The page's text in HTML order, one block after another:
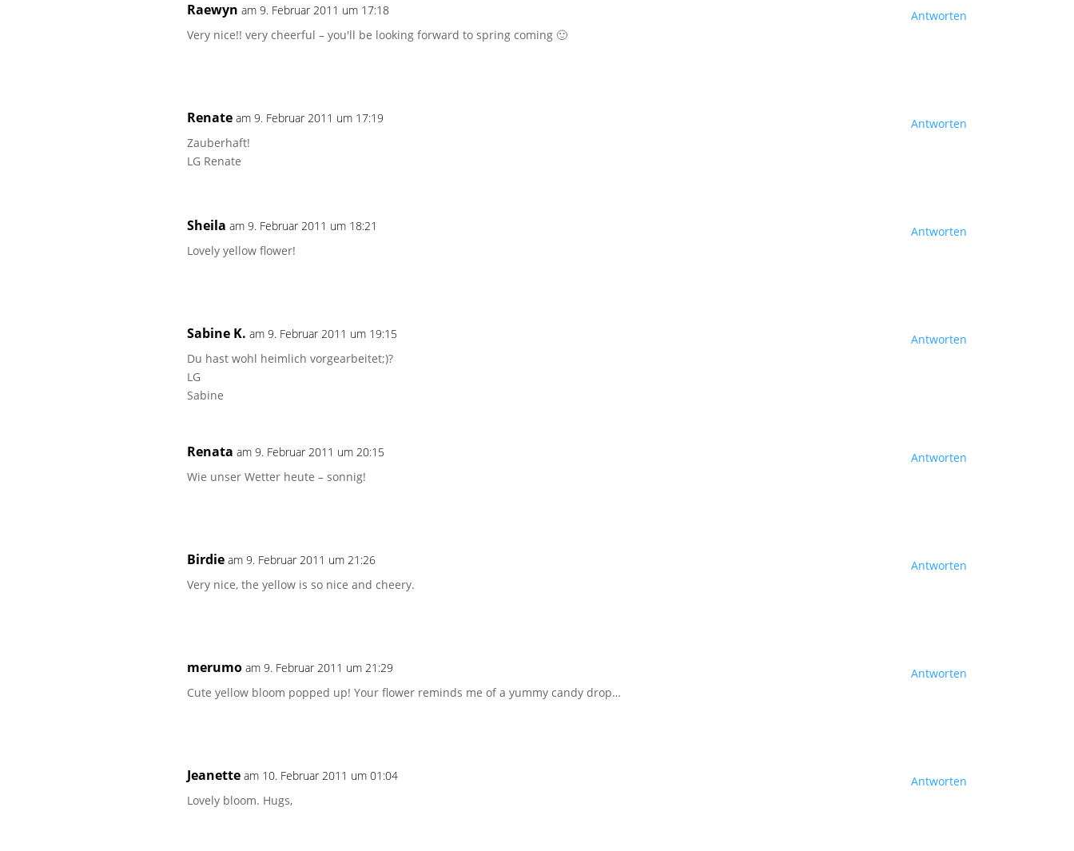
Raewyn am 9. Februar 2011 um 17:18
Very nice!! very cheerful – you'll be looking forward to spring coming 🙂
Antworten
Renate am 9. Februar 2011 um 17:19
Zauberhaft!
LG Renate
Antworten
Sheila am 9. Februar 2011 um 18:21
Lovely yellow flower!
Antworten
Sabine K. am 9. Februar 2011 um 19:15
Du hast wohl heimlich vorgearbeitet;)?
LG
Sabine
Antworten
Renata am 9. Februar 2011 um 20:15
Wie unser Wetter heute – sonnig!
Antworten
Birdie am 9. Februar 2011 um 21:26
Very nice, the yellow is so nice and cheery.
Antworten
merumo am 9. Februar 2011 um 21:29
Cute yellow bloom popped up! Your flower reminds me of a yummy candy drop…
Antworten
Jeanette am 10. Februar 2011 um 01:04
Lovely bloom. Hugs,
Antworten